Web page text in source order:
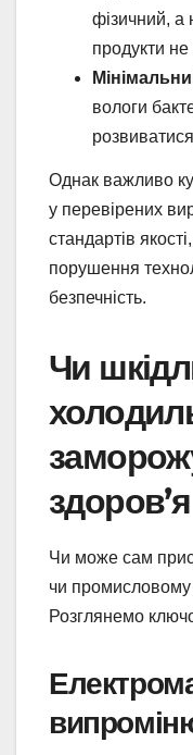
фізичний, а
продукти
вологи
Однак важливо
у перевірених
стандартів
порушення
безпечність.
Чи
Чи може сам
чи промисловому
Розглянемо